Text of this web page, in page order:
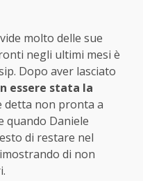
molto delle sue
negli ultimi mesi è
Dopo aver lasciato
essere stata la
detta non pronta a
quando Daniele
di restare nel
di non